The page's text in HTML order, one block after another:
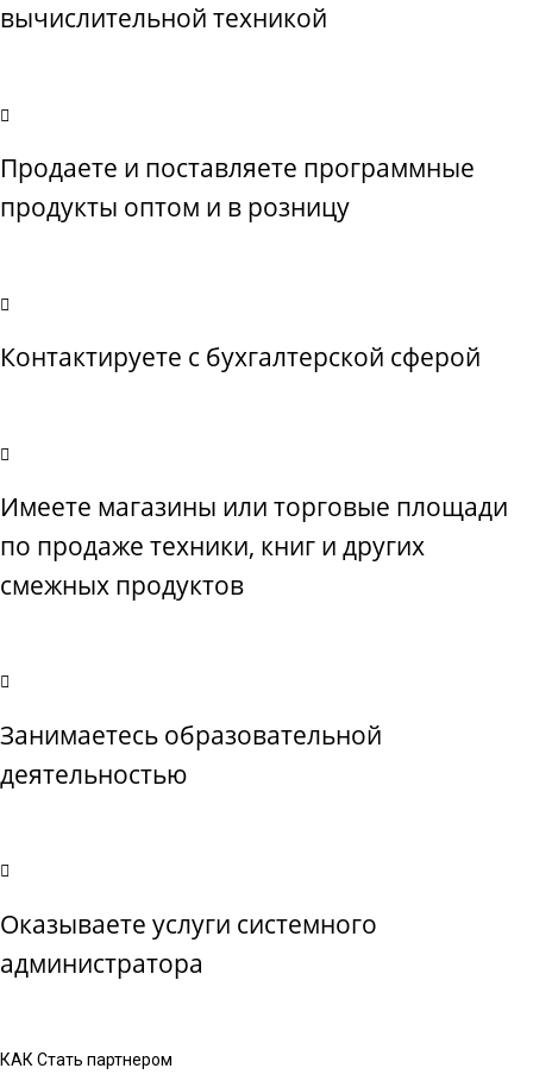
вычислительной техникой
Продаете и поставляете программные
продукты оптом и в розницу
Контактируете с бухгалтерской сферой
Имеете магазины или торговые площади
по продаже техники, книг и других
смежных продуктов
Занимаетесь образовательной
деятельностью
Оказываете услуги системного
администратора
КАК Стать партнером